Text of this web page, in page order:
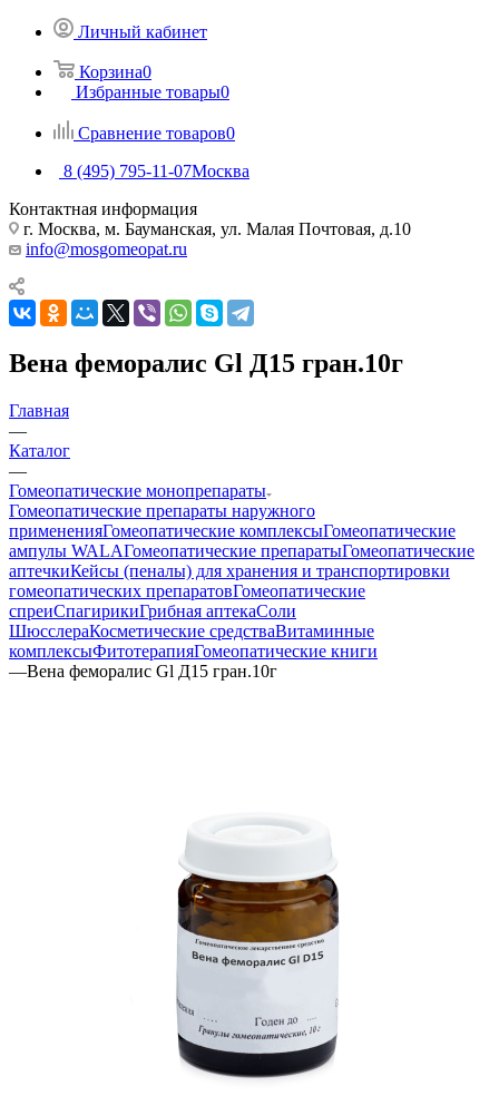
Личный кабинет
Корзина0
Избранные товары0
Сравнение товаров0
8 (495) 795-11-07Москва
Контактная информация
г. Москва, м. Бауманская, ул. Малая Почтовая, д.10
info@mosgomeopat.ru
Вена феморалис Gl Д15 гран.10г
Главная
—
Каталог
—
Гомеопатические монопрепараты
Гомеопатические препараты наружного
примененияГомеопатические комплексыГомеопатические
ампулы WALAГомеопатические препаратыГомеопатические
аптечкиКейсы (пеналы) для хранения и транспортировки
гомеопатических препаратовГомеопатические
спреиСпагирикиГрибная аптекаСоли
ШюсслераКосметические средстваВитаминные
комплексыФитотерапияГомеопатические книги
—Вена феморалис Gl Д15 гран.10г